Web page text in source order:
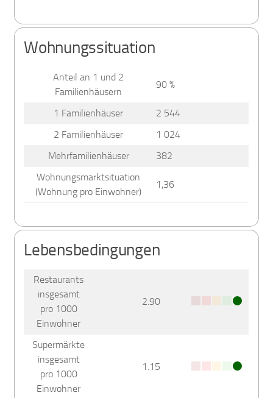
Wohnungssituation
Anteil an 1 und 2
Familienhäusern
90 %
1 Familienhäuser
2 544
2 Familienhäuser
1 024
Mehrfamilienhäuser
382
Wohnungsmarktsituation
(Wohnung pro Einwohner)
1,36
Lebensbedingungen
Restaurants
insgesamt
pro 1000
Einwohner
2.90
Supermärkte
insgesamt
pro 1000
Einwohner
1.15